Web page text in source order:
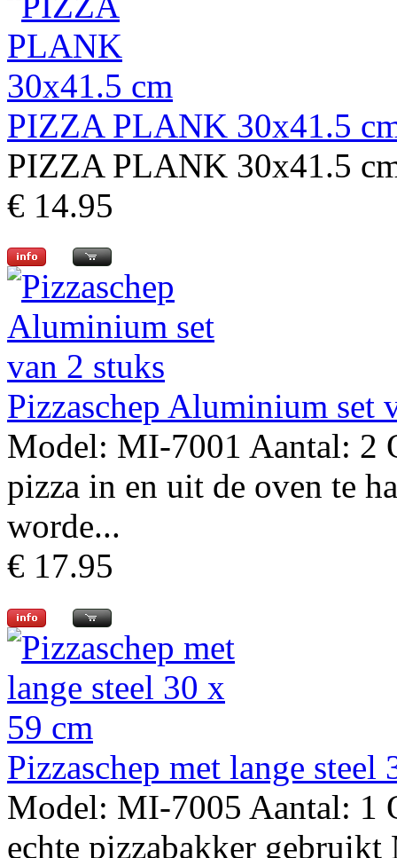
PIZZA PLANK 30x41.5
PIZZA PLANK 30x41.5
€ 14.95
Pizzaschep Aluminium
Model: MI-7001 Aantal: 2
pizza in en uit de oven te
worde...
€ 17.95
Pizzaschep met lange
Model: MI-7005 Aantal: 1
echte pizzabakker gebruikt